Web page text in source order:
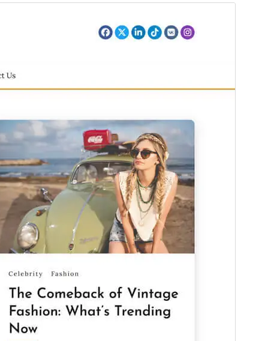
1.0.1
পিএইচপি সংস্করণ
থিম হোমপেজ